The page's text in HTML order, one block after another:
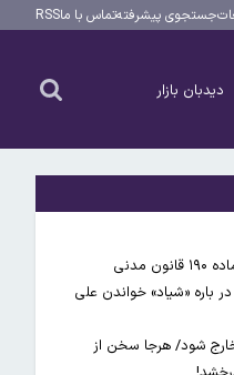
جستجوی پیشرفتهتماس با ماRSS
دیدبان بازار
باره «شیاد» خواندن علی
خارج شود/ هرجا سخن از